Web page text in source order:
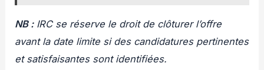
NB :IRC se réserve le droit de clôturer l’offre
avant la date limite si des candidatures pertinentes
et satisfaisantes sont identifiées.